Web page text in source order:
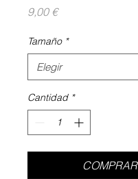
9,00 €Precio
Tamaño *
Cantidad *
COMPRAR